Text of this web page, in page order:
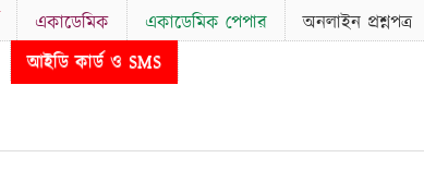
একাডেমিক একাডেমিক পেপার অনলাইন প্রশ্নপত্র
আইডি কার্ড ও SMS